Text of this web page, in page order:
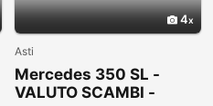
4
Asti
Mercedes 350 SL -
VALUTO SCAMBI -